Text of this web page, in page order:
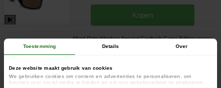
Toestemming Details Over
Deze website maakt gebruik van cookies
We gebruiken cookies om content en advertenties te personaliseren, om
functies voor social media te bieden en om ons websiteverkeer te analyseren.
Kopen
Short RidgeMonkey Apearel Cooltech Camo Edition [269110A]